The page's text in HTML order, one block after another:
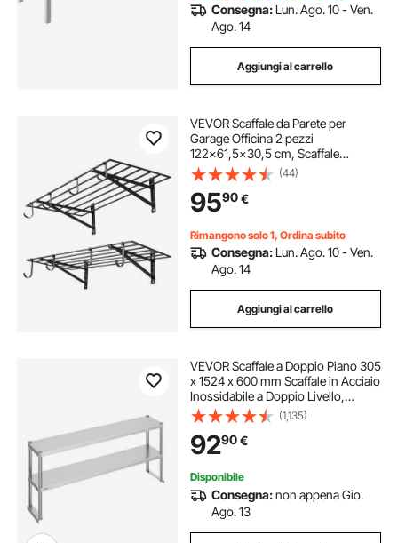
Consegna: Lun. Ago. 10 - Ven.
Ago. 14
Aggiungi al carrello
VEVOR Scaffale da Parete per
Garage Officina 2 pezzi
122x61,5x30,5 cm, Scaffale
Portaoggetti da Muro per Officina
Lavanderia con Ganci Carico
Singolo 118 kg, Griglia Portaoggetti
da Parete, Nero
(44)
9590€
Rimangono solo 1, Ordina subito
Consegna: Lun. Ago. 10 - Ven.
Ago. 14
Aggiungi al carrello
VEVOR Scaffale a Doppio Piano 305
x 1524 x 600 mm Scaffale in Acciaio
Inossidabile a Doppio Livello,
Altezza Regolabile, Tavolo da
Lavoro di Preparazione per Scaffale
per Cucina, Ristorante, Officina
(1,135)
9290€
Disponibile
Consegna:non appena Gio.
Ago. 13